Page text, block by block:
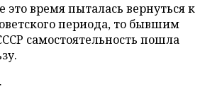
это время пыталась вернуться к
периода, то бывшим
самостоятельность пошла